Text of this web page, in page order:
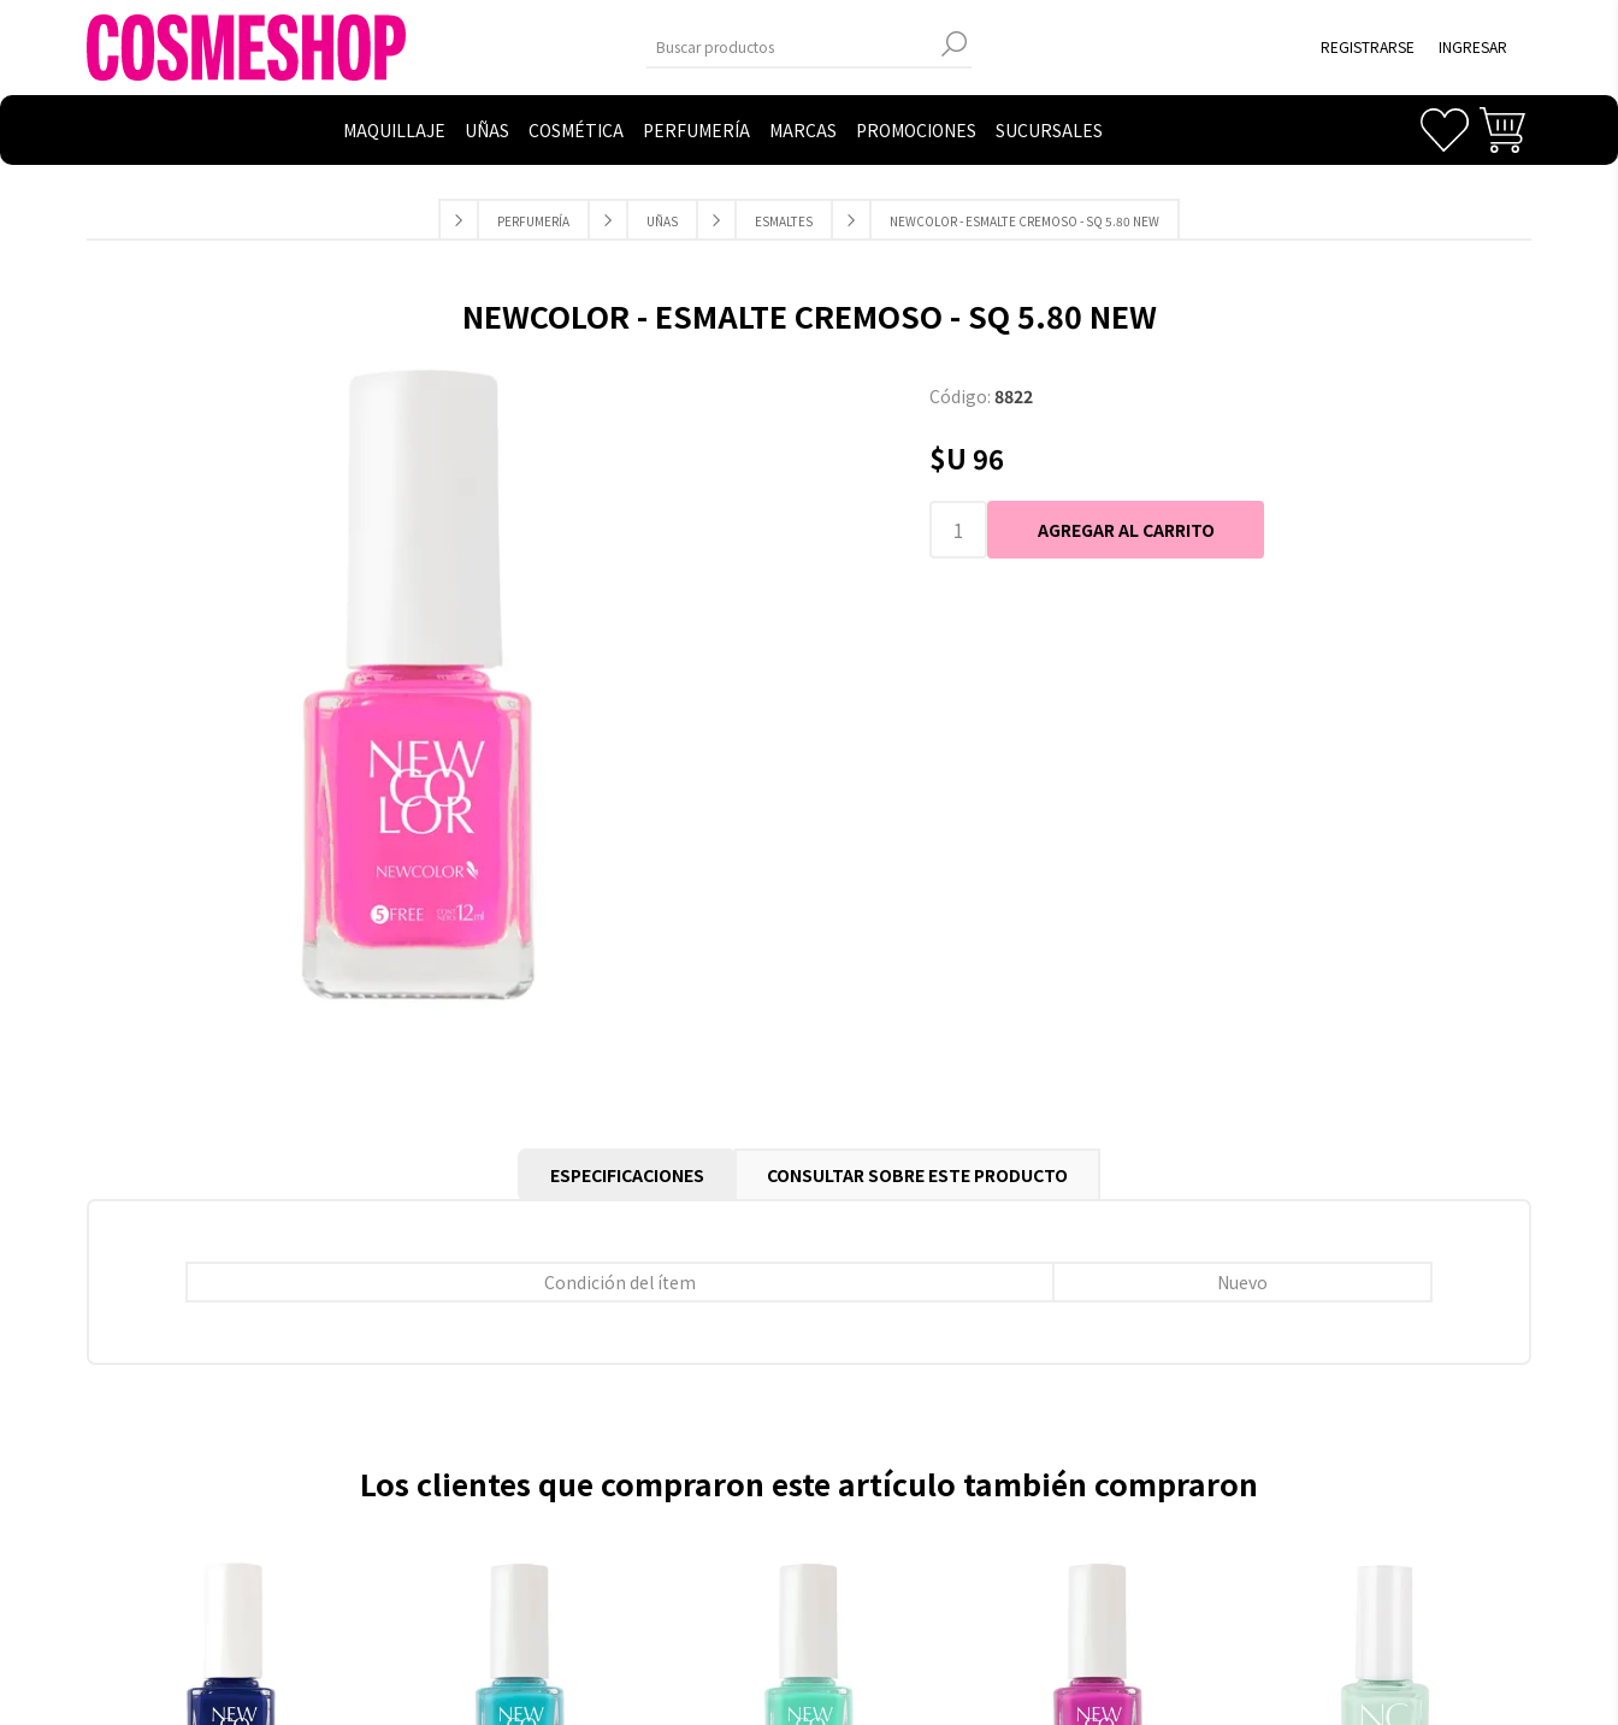
REGISTRARSE INGRESAR
MAQUILLAJE UÑAS COSMÉTICA PERFUMERÍA MARCAS PROMOCIONES SUCURSALES
PERFUMERÍA UÑAS ESMALTES NEWCOLOR - ESMALTE CREMOSO - SQ 5.80 NEW
NEWCOLOR - ESMALTE CREMOSO - SQ 5.80 NEW
Código: 8822
$U 96
ESPECIFICACIONES CONSULTAR SOBRE ESTE PRODUCTO
Condición del ítem Nuevo
Los clientes que compraron este artículo también compraron